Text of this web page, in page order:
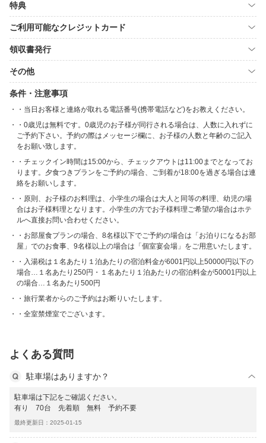
特典
ご利用可能なクレジットカード
領収書発行
その他
条件・注意事項
・当日お客様と連絡が取れる電話番号(携帯電話など)をお教えください。
・0歳児は無料です。0歳児のお子様が同行される場合は、人数に入れずに
ご予約下さい。予約の際はメッセージ欄に、お子様の人数と年齢のご記入
をお願い致します。
・チェックイン時間は15:00から、チェックアウトは11:00までとなってお
ります。夕食つきプランをご予約の場合、ご到着が18:00を過ぎる場合は連
絡をお願いします。
・原則、お子様のお料理は、小学生の場合は大人と同等の料理、幼児の場
合はお子様料理となります。小学生の方でお子様料理ご希望の場合はホテ
ルへ直接お問い合わせください。
・お部屋食プランの場合、8名様以下でご予約の場合は「お泊りになるお部
屋」でのお食事、9名様以上の場合は「個室宴会場」をご用意いたします。
・入湯税は１名あたり１泊あたりの宿泊料金が6001円以上50000円以下の
場合…１名あたり250円・１名あたり１泊あたりの宿泊料金が50001円以上
の場合…１名あたり500円
・旅行業者からのご予約はお断りいたします。
・全室禁煙室でございます。
よくある質問
駐車場はありますか？
駐車場は下記をご確認ください。
有り 70台 先着順 無料 予約不要
最終更新日：2025-01-15